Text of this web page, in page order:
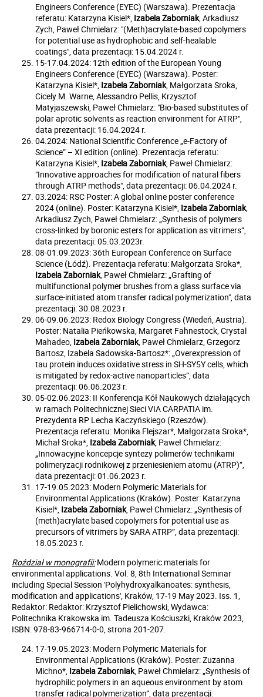
Engineers Conference (EYEC) (Warszawa). Prezentacja
referatu: Katarzyna Kisiel*, Izabela Zaborniak, Arkadiusz
Zych, Paweł Chmielarz: "(Meth)acrylate-based copolymers
for potential use as hydrophobic and self-healable
coatings", data prezentacji: 15.04.2024 r.
15-17.04.2024: 12th edition of the European Young
Engineers Conference (EYEC) (Warszawa). Poster:
Katarzyna Kisiel*, Izabela Zaborniak, Małgorzata Sroka,
Cicely M. Warne, Alessandro Pellis, Krzysztof
Matyjaszewski, Paweł Chmielarz: "Bio-based substitutes of
polar aprotic solvents as reaction environment for ATRP",
data prezentacji: 16.04.2024 r.
04.2024: National Scientific Conference „e-Factory of
Science” – XI edition (online). Prezentacja referatu:
Katarzyna Kisiel*, Izabela Zaborniak, Paweł Chmielarz:
"Innovative approaches for modification of natural fibers
through ATRP methods", data prezentacji: 06.04.2024 r.
03.2024: RSC Poster: A global online poster conference
2024 (online). Poster: Katarzyna Kisiel*, Izabela Zaborniak,
Arkadiusz Zych, Paweł Chmielarz: „Synthesis of polymers
cross-linked by boronic esters for application as vitrimers”,
data prezentacji: 05.03.2023r.
08-01.09.2023: 36th European Conference on Surface
Science (Łódź). Prezentacja referatu: Małgorzata Sroka*,
Izabela Zaborniak, Paweł Chmielarz: „Grafting of
multifunctional polymer brushes from a glass surface via
surface-initiated atom transfer radical polymerization", data
prezentacji: 30.08.2023 r.
06-09.06.2023: Redox Biology Congress (Wiedeń, Austria).
Poster: Natalia Pieńkowska, Margaret Fahnestock, Crystal
Mahadeo, Izabela Zaborniak, Paweł Chmielarz, Grzegorz
Bartosz, Izabela Sadowska-Bartosz*: „Overexpression of
tau protein induces oxidative stress in SH-SY5Y cells, which
is mitigated by redox-active nanoparticles”, data
prezentacji: 06.06.2023 r.
05-02.06.2023: II Konferencja Kół Naukowych działających
w ramach Politechnicznej Sieci VIA CARPATIA im.
Prezydenta RP Lecha Kaczyńskiego (Rzeszów).
Prezentacja referatu: Monika Flejszar*, Małgorzata Sroka*,
Michał Sroka*, Izabela Zaborniak, Paweł Chmielarz:
„Innowacyjne koncepcje syntezy polimerów technikami
polimeryzacji rodnikowej z przeniesieniem atomu (ATRP)”,
data prezentacji: 01.06.2023 r.
17-19.05.2023: Modern Polymeric Materials for
Environmental Applications (Kraków). Poster: Katarzyna
Kisiel*, Izabela Zaborniak, Paweł Chmielarz: „Synthesis of
(meth)acrylate based copolymers for potential use as
precursors of vitrimers by SARA ATRP”, data prezentacji:
18.05.2023 r.
Roździał w monografii:Modern polymeric materials for
environmental applications. Vol. 8, 8th International Seminar
including Special Session 'Polyhydroxyalkanoates: synthesis,
modification and applications', Kraków, 17-19 May 2023. Iss. 1,
Redaktor: Redaktor: Krzysztof Pielichowski, Wydawca:
Politechnika Krakowska im. Tadeusza Kościuszki, Kraków 2023,
ISBN: 978-83-966714-0-0, strona 201-207.
17-19.05.2023: Modern Polymeric Materials for
Environmental Applications (Kraków). Poster: Zuzanna
Michno*, Izabela Zaborniak, Paweł Chmielarz: „Synthesis of
hydrophilic polymers in an aqueous environment by atom
transfer radical polymerization”, data prezentacji: